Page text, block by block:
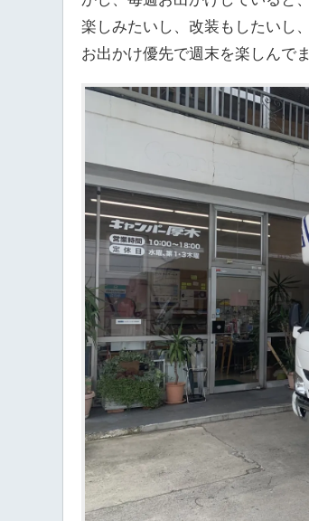
楽しみたいし、改装もしたいし
お出かけ優先で週末を楽しんでま